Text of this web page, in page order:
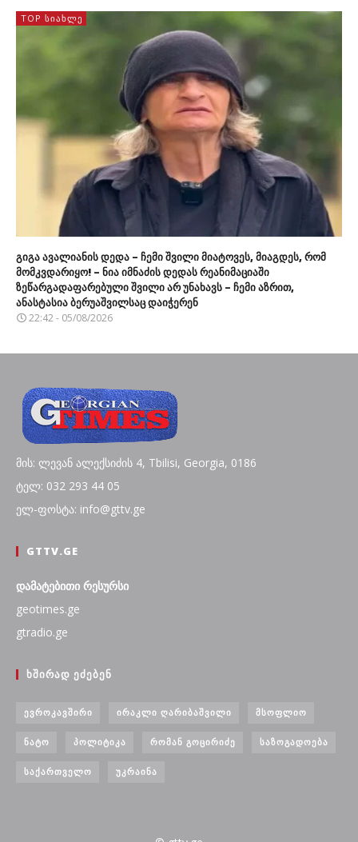
TOP ᲡᲘᲐᲮᲚᲔ
გიგა ავალიანის დედა – ჩემი შვილი მიატოვეს, მიაგდეს, რომ
მომკვდარიყო! – ნია იმნაძის დედას რეანიმაციაში
ზეწარგადაფარებული შვილი არ უნახავს – ჩემი აზრით,
ანასტასია ბერუაშვილსაც დაიჭერენ
22:42 - 05/08/2026
მის: ლევან ალექსიძის 4, Tbilisi, Georgia, 0186
ტელ: 032 293 44 05
ელ-ფოსტა: info@gttv.ge
GTTV.GE
დამატებითი რესურსი
geotimes.ge
gtradio.ge
ᲮᲨᲘᲠᲐᲓ ᲔᲫᲔᲑᲔᲜ
ᲔᲕᲠᲝᲙᲐᲕᲨᲘᲠᲘ ᲘᲠᲐᲙᲚᲘ ᲦᲐᲠᲘᲑᲐᲨᲕᲘᲚᲘ ᲛᲡᲝᲤᲚᲘᲝ
ᲜᲐᲢᲝ ᲞᲝᲚᲘᲢᲘᲙᲐ ᲠᲝᲛᲐᲜ ᲒᲝᲪᲘᲠᲘᲫᲔ ᲡᲐᲖᲝᲒᲐᲓᲝᲔᲑᲐ
ᲡᲐᲥᲐᲠᲗᲕᲔᲚᲝ ᲣᲙᲠᲐᲘᲜᲐ